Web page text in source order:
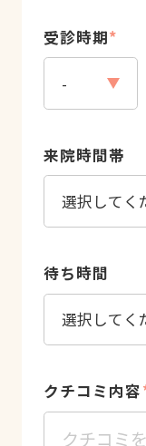
受診時期*
来院時間帯
待ち時間
クチコミ内容